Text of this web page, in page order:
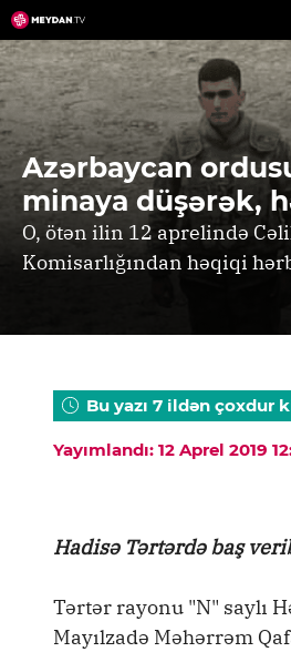
Skip
to
content
Azərbaycan
minaya düşərək,
O, ötən ilin 12 aprelində
Komisarlığından həqiqi
Bu yazı 7 ildən çoxdur
Yayımlandı: 12 Aprel 2019
Hadisə Tərtərdə baş
Tərtər rayonu "N" saylı
Mayılzadə Məhərrəm